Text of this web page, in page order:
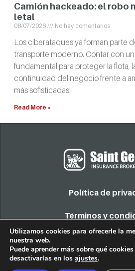
Camión hackeado: el robo
letal
08/07/2026 No hay comentarios
Los ciberataques ya forman parte
transporte moderno. Contar con
fundamental para proteger la flota,
continuidad del negocio frente a
más sofisticadas.
Read More »
Política de
Términos y
COPYRIGHT 2022. TODOS LOS
Utilizamos cookies para ofrecerle la
nuestra web.
Puede aprender más sobre qué
desactivarlas en los ajustes.